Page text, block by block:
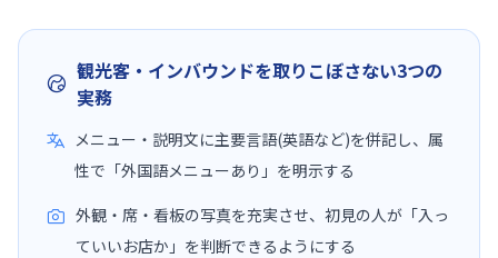
観光客・インバウンドを取りこぼさない3つの
実務
メニュー・説明文に主要言語(英語など)を併記し、属
性で「外国語メニューあり」を明示する
外観・席・看板の写真を充実させ、初見の人が「入っ
ていいお店か」を判断できるようにする